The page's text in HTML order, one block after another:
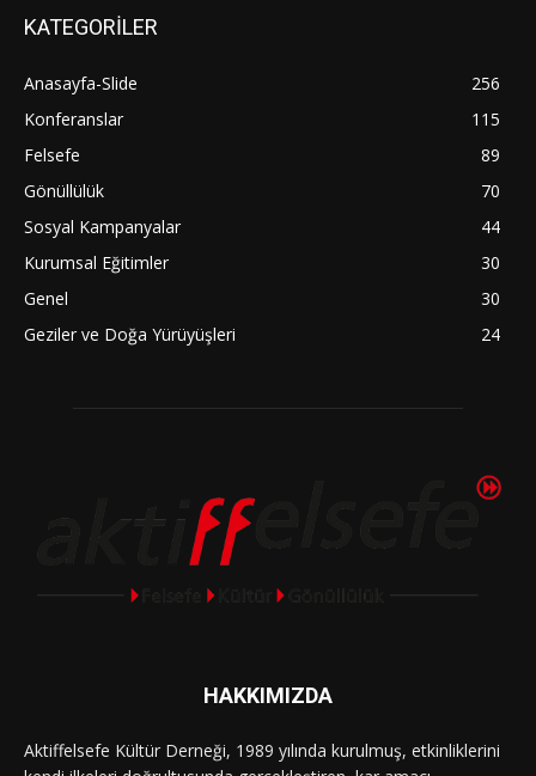
KATEGORİLER
Anasayfa-Slide
256
Konferanslar
115
Felsefe
89
Gönüllülük
70
Sosyal Kampanyalar
44
Kurumsal Eğitimler
30
Genel
30
Geziler ve Doğa Yürüyüşleri
24
HAKKIMIZDA
Aktiffelsefe Kültür Derneği, 1989 yılında kurulmuş, etkinliklerini